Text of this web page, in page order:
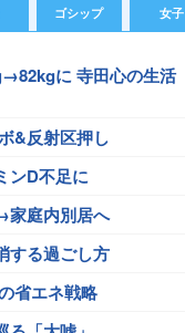
ゴシップ 女子
に 寺田心の生活
&反射区押し
ンD不足に
家庭内別居へ
する過ごし方
省エネ戦略